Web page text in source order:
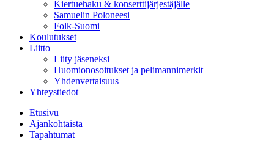
Kiertuehaku & konserttijärjestäjälle
Samuelin Poloneesi
Folk-Suomi
Koulutukset
Liitto
Liity jäseneksi
Huomionosoitukset ja pelimannimerkit
Yhdenvertaisuus
Yhteystiedot
Etusivu
Ajankohtaista
Tapahtumat